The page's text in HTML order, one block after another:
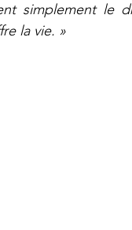
simplement
la vie. »